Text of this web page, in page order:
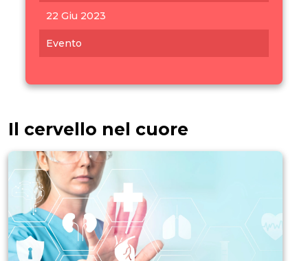
22 Giu 2023
Evento
Il cervello nel cuore